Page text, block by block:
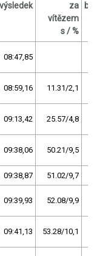
výsledek
za
vítězem
s / %
08:47,85
08:59,16 11.31/2,1
09:13,42 25.57/4,8
09:38,06 50.21/9,5
09:38,87 51.02/9,7
09:39,93 52.08/9,9
09:41,13 53.28/10,1